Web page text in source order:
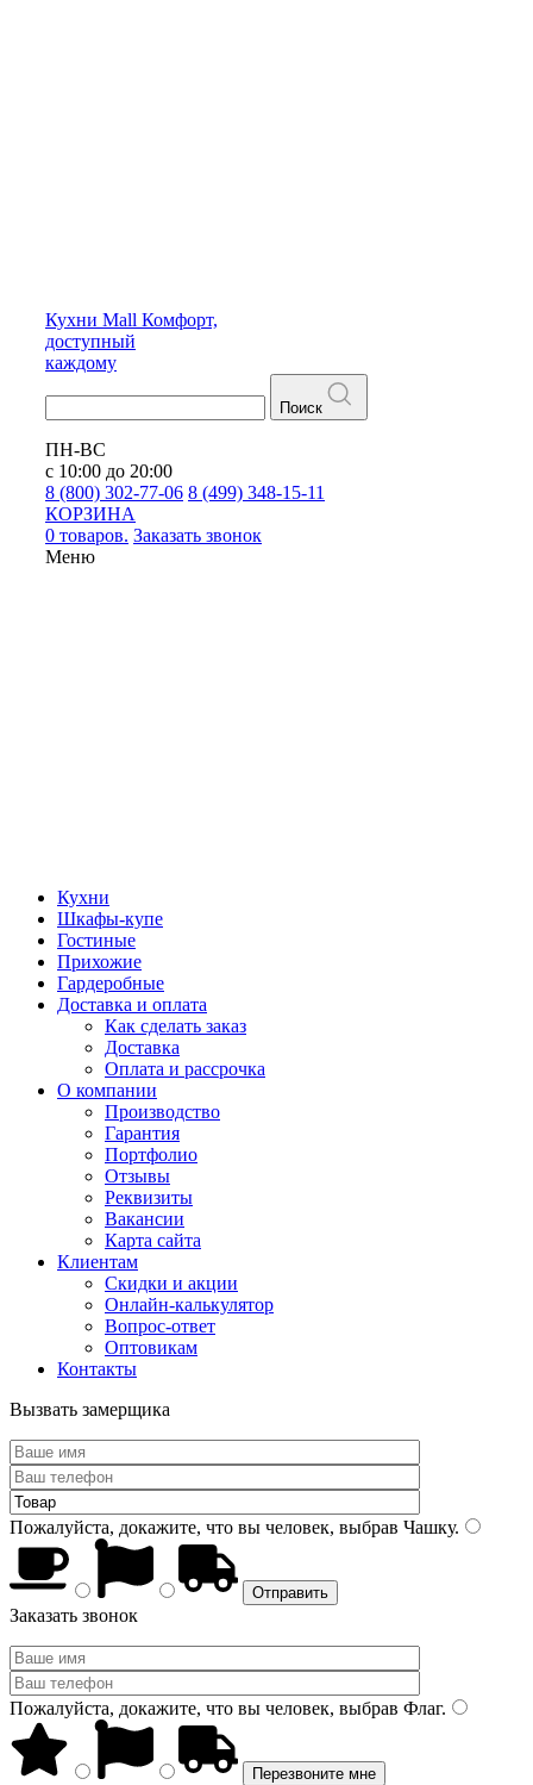
Кухни Mall Комфорт,
доступный
каждому
Поиск
ПН-ВС
с 10:00 до 20:00
8 (800) 302-77-06 8 (499) 348-15-11
КОРЗИНА
0 товаров. Заказать звонок
Меню
Кухни
Шкафы-купе
Гостиные
Прихожие
Гардеробные
Доставка и оплата
Как сделать заказ
Доставка
Оплата и рассрочка
О компании
Производство
Гарантия
Портфолио
Отзывы
Реквизиты
Вакансии
Карта сайта
Клиентам
Скидки и акции
Онлайн-калькулятор
Вопрос-ответ
Оптовикам
Контакты
Вызвать замерщика
Пожалуйста, докажите, что вы человек, выбрав Чашку.
Заказать звонок
Пожалуйста, докажите, что вы человек, выбрав Флаг.